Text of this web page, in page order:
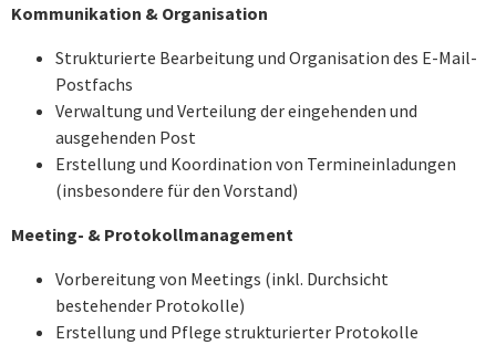
Kommunikation & Organisation
Strukturierte Bearbeitung und Organisation des E-Mail-
Postfachs
Verwaltung und Verteilung der eingehenden und
ausgehenden Post
Erstellung und Koordination von Termineinladungen
(insbesondere für den Vorstand)
Meeting- & Protokollmanagement
Vorbereitung von Meetings (inkl. Durchsicht
bestehender Protokolle)
Erstellung und Pflege strukturierter Protokolle